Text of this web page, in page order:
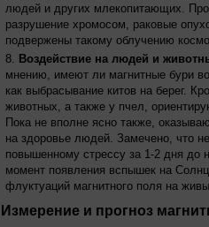
людей и других млекопитающих.
разрушение хромосом, раковые
подвержены такому облучению
Воздействие на людей и
мнению, имеют ли магнитные бури
как выбрасывание китов на берег.
животных, а также у пчел,
Пока не вполне ясно также,
на здоровье людей. Замечено, что
повышенному стрессу за 1-2 дня до
момент появления вспышек на
флуктуаций магнитного поля на
Измерение и прогноз